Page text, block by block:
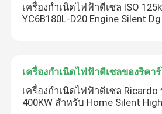
เครื่องกำเนิดไฟฟ้าดีเซล ISO
YC6B180L-D20 Engine Silent
เครื่องกำเนิดไฟฟ้าดีเซลของริคา
เครื่องกำเนิดไฟฟ้าดีเซล Ricardo
400KW สำหรับ Home Silent